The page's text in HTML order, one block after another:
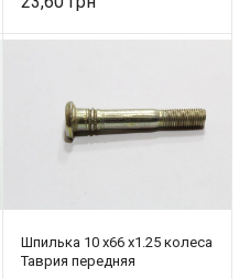
Шпилька 10 х66 х1.25 колеса
Таврия передняя